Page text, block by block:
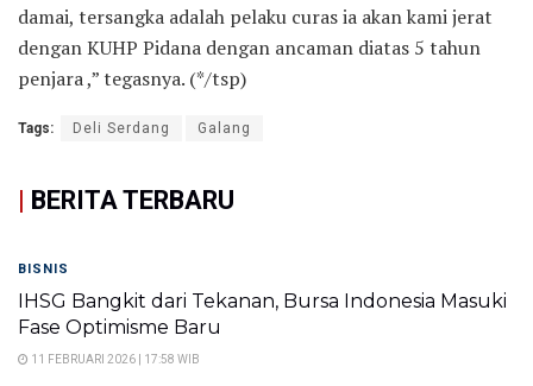
damai, tersangka adalah pelaku curas ia akan kami jerat
dengan KUHP Pidana dengan ancaman diatas 5 tahun
penjara ,” tegasnya. (*/tsp)
Tags: Deli Serdang Galang
| BERITA TERBARU
BISNIS
IHSG Bangkit dari Tekanan, Bursa Indonesia Masuki
Fase Optimisme Baru
11 FEBRUARI 2026 | 17:58 WIB